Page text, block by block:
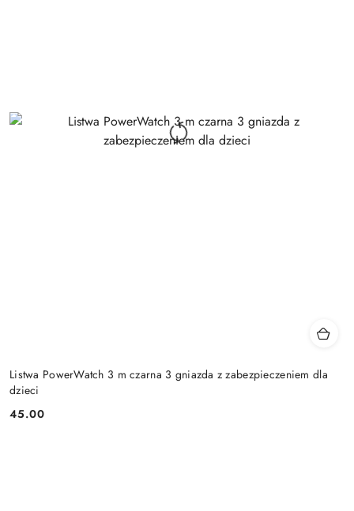
Listwa PowerWatch 3 m czarna 3 gniazda z zabezpieczeniem dla
dzieci
Cena:
45.00